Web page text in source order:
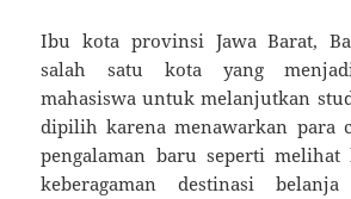
Ibu kota provinsi Jawa Barat,
salah satu kota yang
mahasiswa untuk melanjutkan
dipilih karena menawarkan para
pengalaman baru seperti melihat
keberagaman destinasi